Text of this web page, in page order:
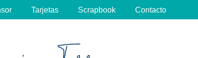
Tarjetas Scrapbook Contacto